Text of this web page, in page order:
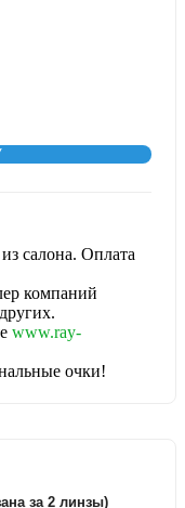
салона. Оплата
компаний
www.ray-
очки!
за 2 линзы)